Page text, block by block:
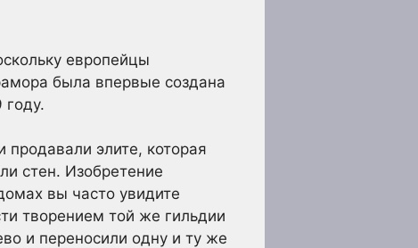
европейцы
была впервые создана
году.
элите, которая
стен. Изобретение
вы часто увидите
творением той же гильдии
и переносили одну и ту же